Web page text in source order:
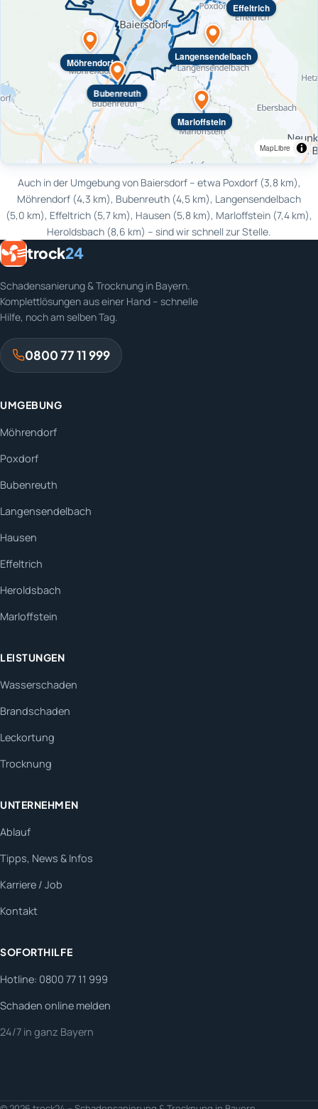
Möhrendorf
Bubenreuth
Langensendelbach
Effeltrich
Marloffstein
MapLibre
Auch in der Umgebung von Baiersdorf – etwa Poxdorf (3,8 km),
Möhrendorf (4,3 km), Bubenreuth (4,5 km), Langensendelbach
(5,0 km), Effeltrich (5,7 km), Hausen (5,8 km), Marloffstein (7,4 km),
Heroldsbach (8,6 km) – sind wir schnell zur Stelle.
trock24
Schadensanierung & Trocknung in Bayern.
Komplettlösungen aus einer Hand – schnelle
Hilfe, noch am selben Tag.
0800 77 11 999
UMGEBUNG
Möhrendorf
Poxdorf
Bubenreuth
Langensendelbach
Hausen
Effeltrich
Heroldsbach
Marloffstein
LEISTUNGEN
Wasserschaden
Brandschaden
Leckortung
Trocknung
UNTERNEHMEN
Ablauf
Tipps, News & Infos
Karriere / Job
Kontakt
SOFORTHILFE
Hotline: 0800 77 11 999
Schaden online melden
24/7 in ganz Bayern